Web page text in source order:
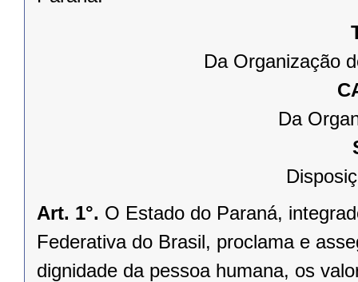
Da Organização
Da
Art. 1°. O Estado do Paraná,
Federativa do Brasil, proclama e
dignidade da pessoa humana, os